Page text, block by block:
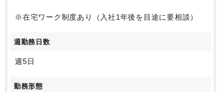
※在宅ワーク制度あり（入社1年後を目途に要相談）
週勤務日数
週5日
勤務形態